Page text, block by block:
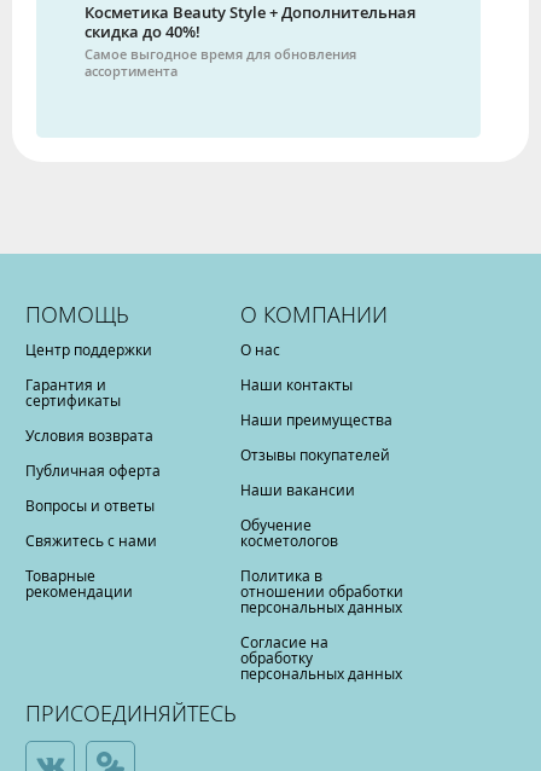
Косметика Beauty Style + Дополнительная
скидка до 40%!
Самое выгодное время для обновления
ассортимента
ПОМОЩЬ
Центр поддержки
Гарантия и
сертификаты
Условия возврата
Публичная оферта
Вопросы и ответы
Свяжитесь с нами
Товарные
рекомендации
О КОМПАНИИ
О нас
Наши контакты
Наши преимущества
Отзывы покупателей
Наши вакансии
Обучение
косметологов
Политика в
отношении обработки
персональных данных
Согласие на
обработку
персональных данных
ПРИСОЕДИНЯЙТЕСЬ